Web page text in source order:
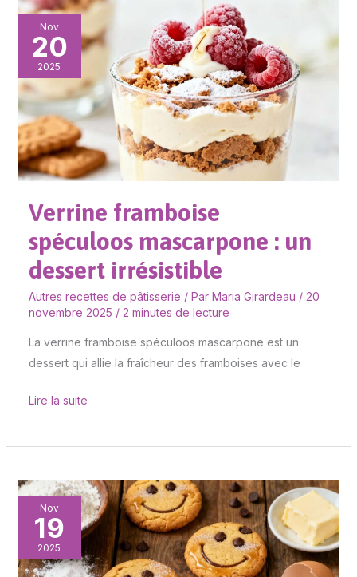
Nov
20
2025
Verrine framboise
spéculoos mascarpone : un
dessert irrésistible
Autres recettes de pâtisserie / Par Maria Girardeau / 20
novembre 2025 / 2 minutes de lecture
La verrine framboise spéculoos mascarpone est un
dessert qui allie la fraîcheur des framboises avec le
Verrine
framboise
spéculoos
mascarpone
un
dessert
irrésistible
Lire la suite
Nov
19
2025
Recette
de
biscuits
smileys